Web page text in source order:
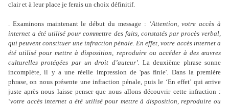
clair et à leur place je ferais un choix définitif.
. Examinons maintenant le début du message : ‘Attention, votre accès à
internet a été utilisé pour commettre des faits, constatés par procès verbal,
qui peuvent constituer une infraction pénale. En effet, votre accès internet a
été utilisé pour mettre à disposition, reproduire ou accéder à des œuvres
culturelles protégées par un droit d’auteur’. La deuxième phrase sonne
incomplète, il y a une réelle impression de 'pas finie'. Dans la première
phrase, on nous présente une infraction pénale, puis le ‘En effet’ qui arrive
juste après nous laisse penser que nous allons découvrir cette infraction :
‘votre accès internet a été utilisé pour mettre à disposition, reproduire ou